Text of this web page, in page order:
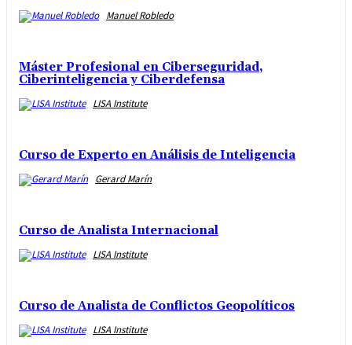
Manuel Robledo
Máster Profesional en Ciberseguridad,
Ciberinteligencia y Ciberdefensa
LISA Institute
Curso de Experto en Análisis de Inteligencia
Gerard Marín
Curso de Analista Internacional
LISA Institute
Curso de Analista de Conflictos Geopolíticos
LISA Institute